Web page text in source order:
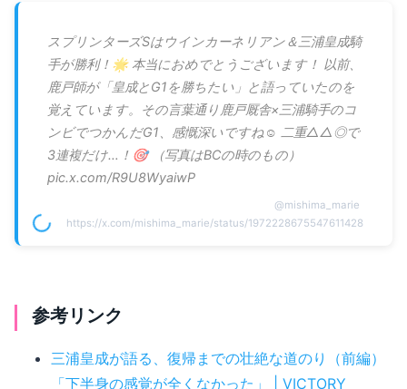
スプリンターズSはウインカーネリアン＆三浦皇成騎
手が勝利！🌟 本当におめでとうございます！ 以前、
鹿戸師が「皇成とG1を勝ちたい」と語っていたのを
覚えています。その言葉通り鹿戸厩舎×三浦騎手のコ
ンビでつかんだG1、感慨深いですね☺️ 二重△△◎で
3連複だけ…！🎯 （写真はBCの時のもの）
pic.x.com/R9U8WyaiwP
@mishima_marie
https://x.com/mishima_marie/status/1972228675547611428
参考リンク
三浦皇成が語る、復帰までの壮絶な道のり（前編）
「下半身の感覚が全くなかった」 | VICTORY